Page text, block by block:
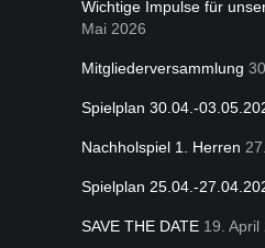
Wichtige Impulse für
Mai 2026
Mitgliederversammlung
Spielplan 30.04.-
Nachholspiel 1. Herren
Spielplan 25.04.-
SAVE THE DATE 19. April